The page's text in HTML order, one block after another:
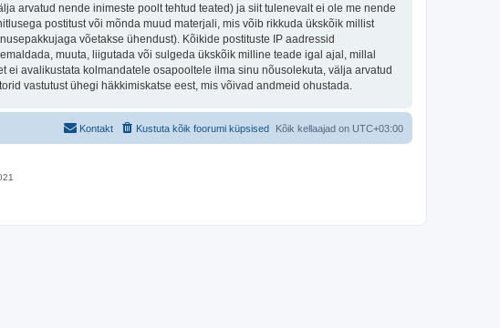
arvatud nende inimeste poolt tehtud teated) ja siit tulenevalt ei ole me nende
postitust või mõnda muud materjali, mis võib rikkuda ükskõik millist
võetakse ühendust). Kõikide postituste IP aadressid
muuta, liigutada või sulgeda ükskõik milline teade igal ajal, millal
avalikustata kolmandatele osapooltele ilma sinu nõusolekuta, välja arvatud
vastutust ühegi häkkimiskatse eest, mis võivad andmeid ohustada.
Kõik kellaajad on UTC+03:00
Kustuta kõik foorumi küpsised
Kontakt